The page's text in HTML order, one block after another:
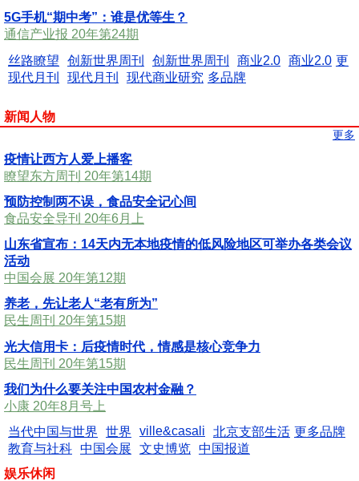
5G手机“期中考”：谁是优等生？
通信产业报 20年第24期
丝路瞭望
创新世界周刊 创新世界周刊 商业2.0 商业2.0
现代月刊
现代月刊 现代商业研究
更
多品牌
新闻人物
更多
疫情让西方人爱上播客
瞭望东方周刊 20年第14期
预防控制两不误，食品安全记心间
食品安全导刊 20年6月上
山东省宣布：14天内无本地疫情的低风险地区可举办各类会议
活动
中国会展 20年第12期
养老，先让老人“老有所为”
民生周刊 20年第15期
光大信用卡：后疫情时代，情感是核心竞争力
民生周刊 20年第15期
我们为什么要关注中国农村金融？
小康 20年8月号上
当代中国与世界
世界 ville&casali
北京支部生活
教育与社科 中国会展 文史博览 中国报道
更多品牌
娱乐休闲